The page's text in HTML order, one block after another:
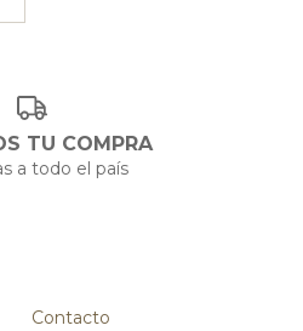
TU COMPRA
a todo el país
Contacto